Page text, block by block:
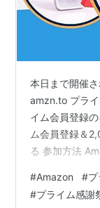
本日まで開催
amzn.to プラ
イム会員登録
ム会員登録＆
る 参加方法
加方法 1.リン
#Amazon #
#プライム感謝